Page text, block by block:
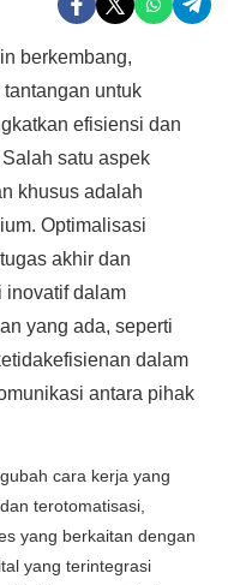
berkembang,
untuk
efisiensi dan
satu aspek
khusus adalah
Optimalisasi
akhir dan
inovatif dalam
yang ada, seperti
dalam
antara pihak
cara kerja yang
terotomatisasi,
yang berkaitan dengan
yang terintegrasi